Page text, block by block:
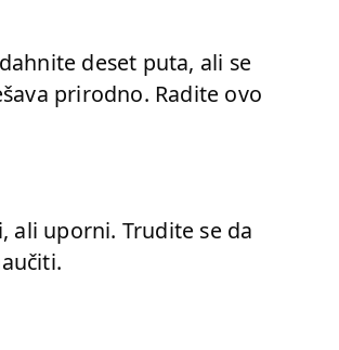
deset puta, ali se
prirodno. Radite ovo
ali uporni. Trudite se da